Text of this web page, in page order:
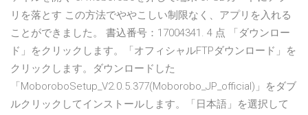
リを落とす この方法でややこしい制限なく、アプリを入れる
ことができました。 書込番号：17004341. 4 点 「ダウンロー
ド」をクリックします。「オフィシャルFTPダウンロード」を
クリックします。ダウンロードした
「MoboroboSetup_V2.0.5.377(Moborobo_JP_official)」をダブ
ルクリックしてインストールします。「日本語」を選択して